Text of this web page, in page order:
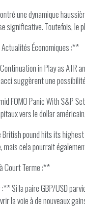
une dynamique
significative. Toutefois, le
Économiques :**
in Play as ATR
suggèrent une
FOMO Panic With S&P
vers le dollar
pound hits its
mais cela pourrait
Court Terme :**
Si la paire GBP/USD
la voie à de nouveaux